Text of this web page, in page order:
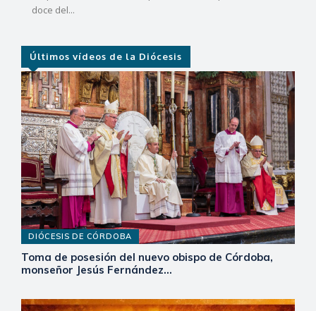
doce del...
Últimos vídeos de la Diócesis
DIÓCESIS DE CÓRDOBA
Toma de posesión del nuevo obispo de Córdoba,
monseñor Jesús Fernández...